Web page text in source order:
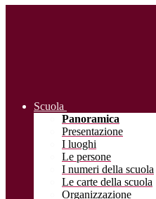
Scuola
Panoramica
Presentazione
I luoghi
Le persone
I numeri della scuola
Le carte della scuola
Organizzazione